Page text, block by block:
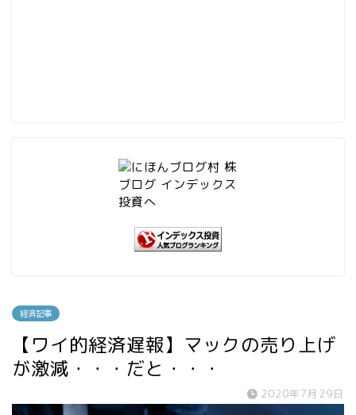
経済記事
【ワイ的経済遅報】マックの売り上げ
が激減・・・だと・・・
2020年7月29日